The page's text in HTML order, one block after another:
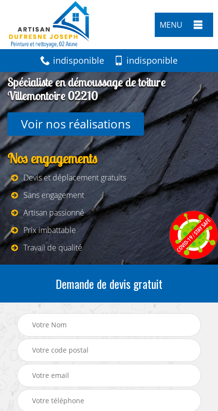
MENU
indisponible indisponible
Spécialiste en démoussage de toiture
Villemontoire 02210
Voir nos réalisations
Nos engagements
Devis et déplacement gratuits
Sans engagement
Artisan passionné
Prix imbattable
Travail de qualité
Demande de devis gratuit